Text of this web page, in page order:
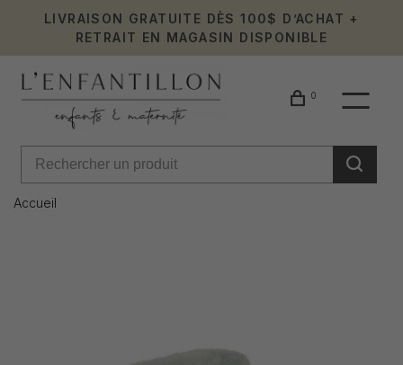
LIVRAISON GRATUITE DÈS 100$ D’ACHAT +
RETRAIT EN MAGASIN DISPONIBLE
0
Accueil